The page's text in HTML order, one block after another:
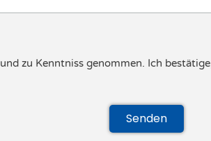
zu Kenntniss genommen. Ich
Senden